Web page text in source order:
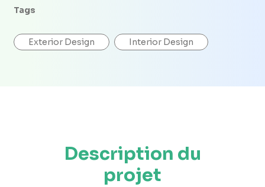
Tags
Exterior Design Interior Design
Description du
projet